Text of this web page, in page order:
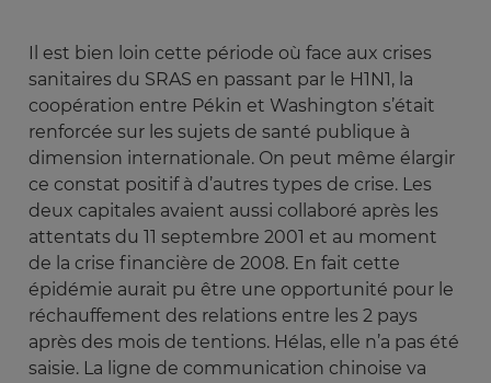
Il est bien loin cette période où face aux crises
sanitaires du SRAS en passant par le H1N1, la
coopération entre Pékin et Washington s’était
renforcée sur les sujets de santé publique à
dimension internationale. On peut même élargir
ce constat positif à d’autres types de crise. Les
deux capitales avaient aussi collaboré après les
attentats du 11 septembre 2001 et au moment
de la crise financière de 2008. En fait cette
épidémie aurait pu être une opportunité pour le
réchauffement des relations entre les 2 pays
après des mois de tentions. Hélas, elle n’a pas été
saisie. La ligne de communication chinoise va